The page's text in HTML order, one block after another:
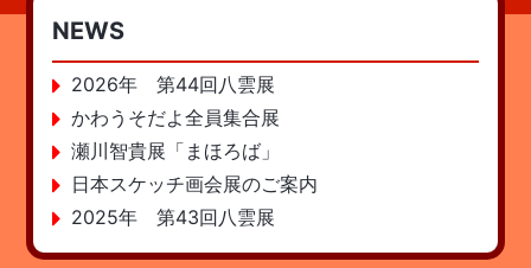
NEWS
2026年 第44回八雲展
かわうそだよ全員集合展
瀬川智貴展「まほろば」
日本スケッチ画会展のご案内
2025年 第43回八雲展